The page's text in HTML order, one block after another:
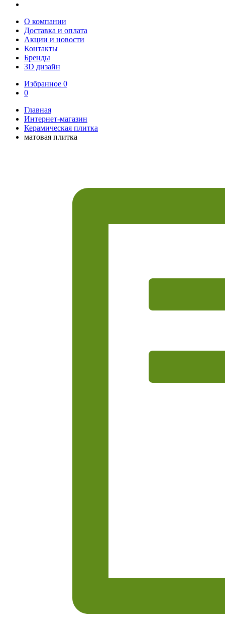
О компании
Доставка и оплата
Акции и новости
Контакты
Бренды
3D дизайн
Избранное 0
0
Главная
Интернет-магазин
Керамическая плитка
матовая плитка